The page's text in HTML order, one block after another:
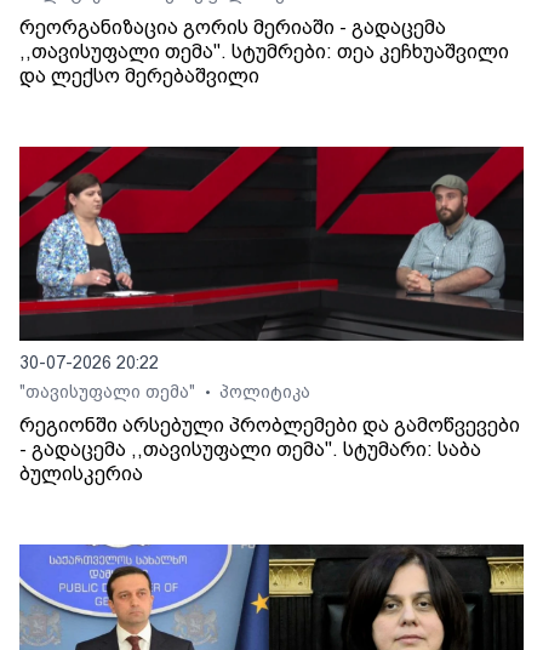
რეორგანიზაცია გორის მერიაში - გადაცემა
,,თავისუფალი თემა". სტუმრები: თეა კეჩხუაშვილი
და ლექსო მერებაშვილი
30-07-2026 20:22
"თავისუფალი თემა"
• პოლიტიკა
რეგიონში არსებული პრობლემები და გამოწვევები
- გადაცემა ,,თავისუფალი თემა". სტუმარი: საბა
ბულისკერია